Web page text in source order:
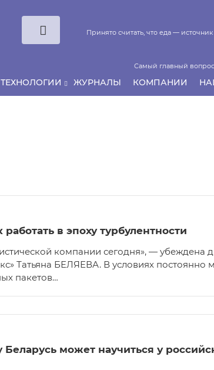
Принято считать, что еда —
Самый главный вопрос
ТЕХНОЛОГИИ ЖУРНАЛЫ КОМПАНИИ
в эпоху турбулентности
компании сегодня», — убеждена
Татьяна БЕЛЯЕВА. В условиях постоянно
пакетов…
может научиться у